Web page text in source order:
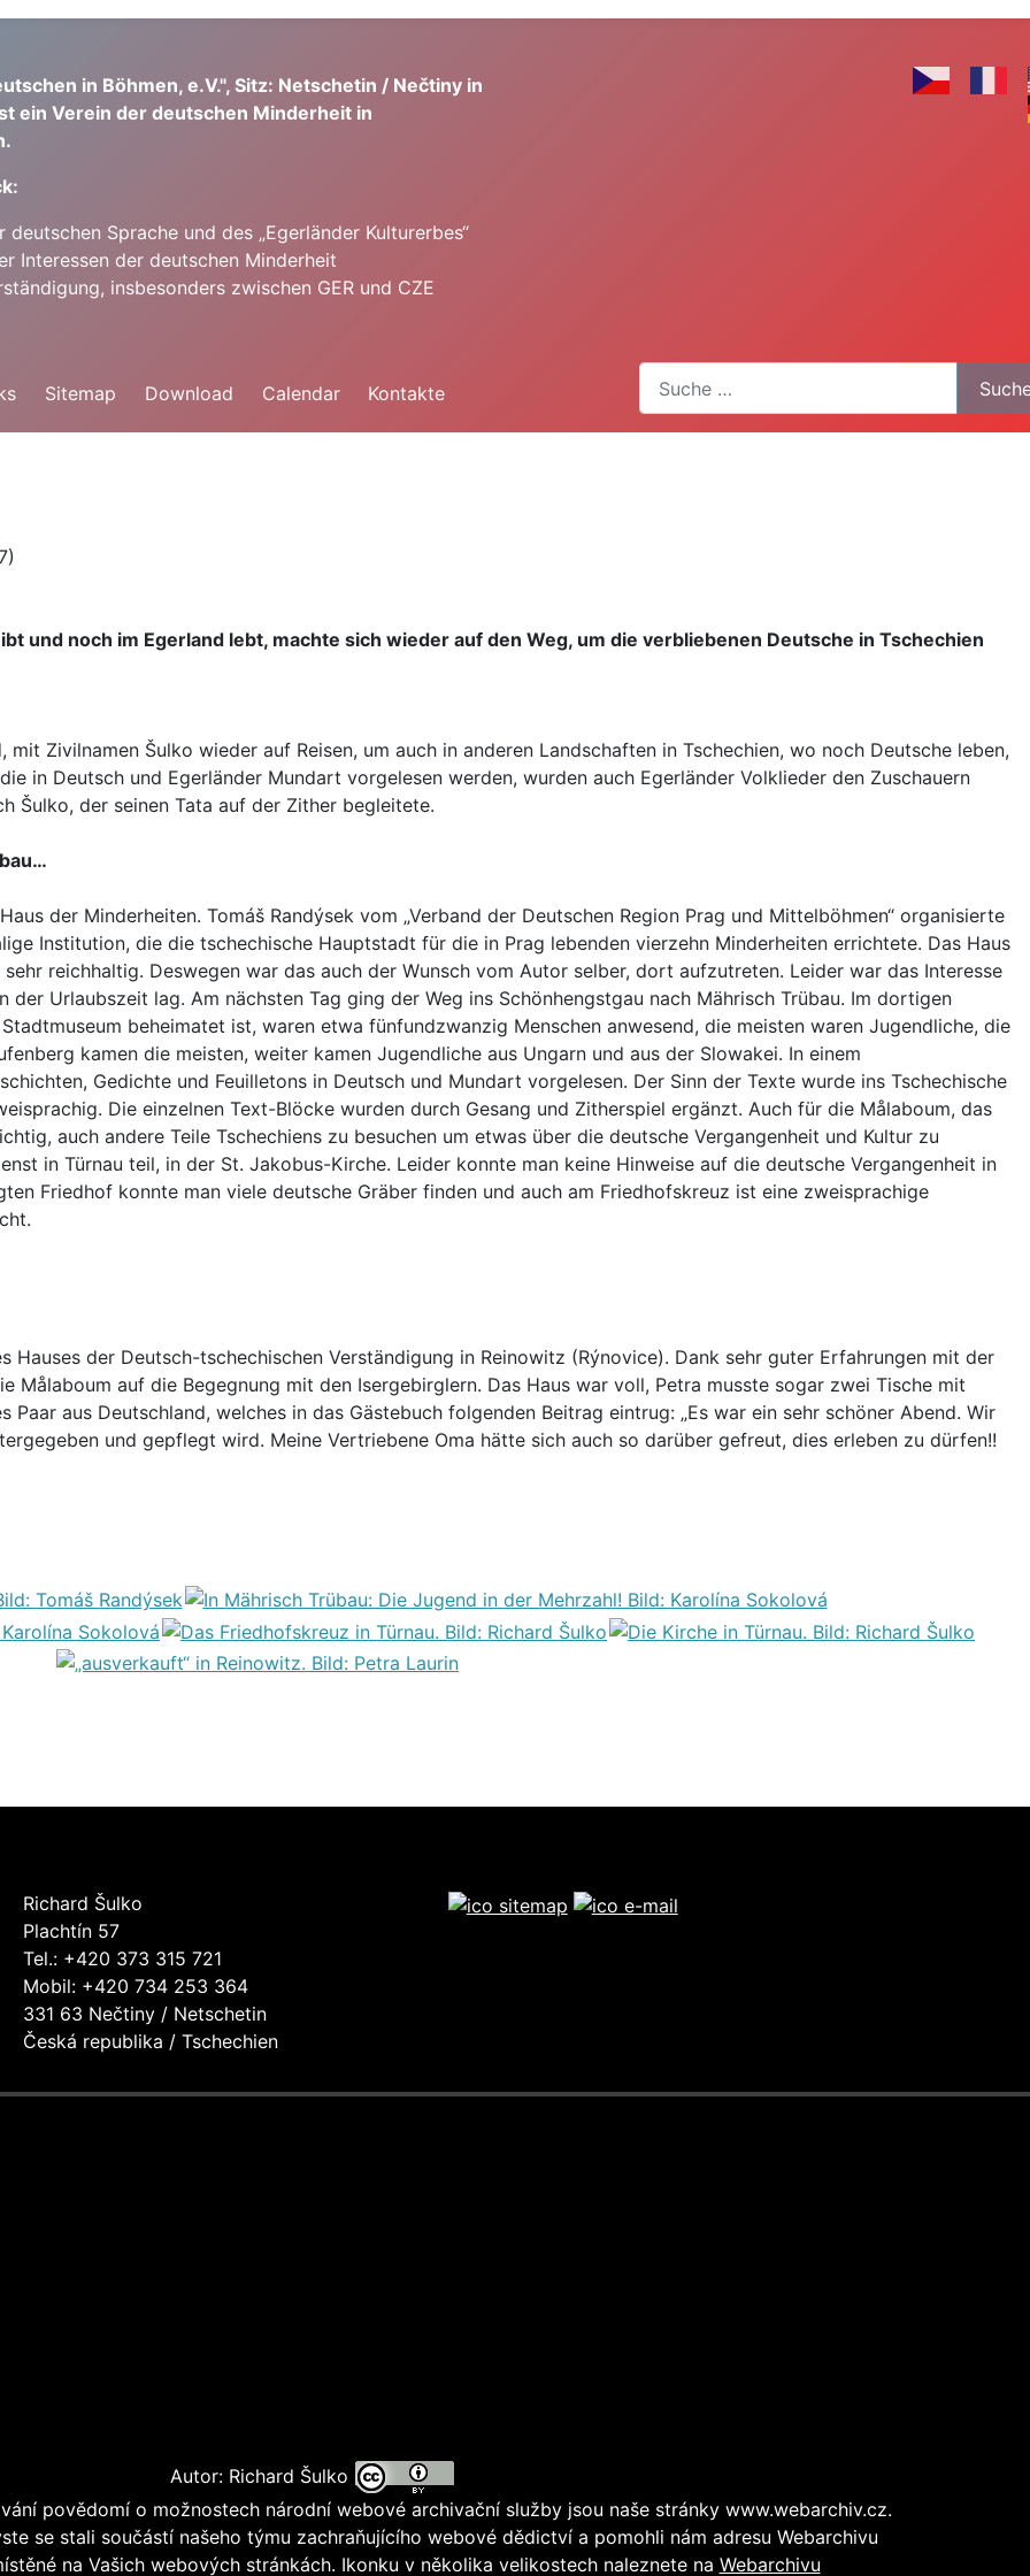
in Böhmen, e.V.", Sitz: Netschetin / Nečtiny in
ein Verein der deutschen Minderheit in
deutschen Sprache und des „Egerländer Kulturerbes“
Interessen der deutschen Minderheit
insbesonders zwischen GER und CZE
Sitemap Download Calendar Kontakte
und noch im Egerland lebt, machte sich wieder auf den Weg, um die verbliebenen Deutsche in Tschechien
Zivilnamen Šulko wieder auf Reisen, um auch in anderen Landschaften in Tschechien, wo noch Deutsche leben,
in Deutsch und Egerländer Mundart vorgelesen werden, wurden auch Egerländer Volklieder den Zuschauern
Šulko, der seinen Tata auf der Zither begleitete.
der Minderheiten. Tomáš Randýsek vom „Verband der Deutschen Region Prag und Mittelböhmen“ organisierte
Institution, die die tschechische Hauptstadt für die in Prag lebenden vierzehn Minderheiten errichtete. Das Haus
reichhaltig. Deswegen war das auch der Wunsch vom Autor selber, dort aufzutreten. Leider war das Interesse
der Urlaubszeit lag. Am nächsten Tag ging der Weg ins Schönhengstgau nach Mährisch Trübau. Im dortigen
beheimatet ist, waren etwa fünfundzwanzig Menschen anwesend, die meisten waren Jugendliche, die
kamen die meisten, weiter kamen Jugendliche aus Ungarn und aus der Slowakei. In einem
Gedichte und Feuilletons in Deutsch und Mundart vorgelesen. Der Sinn der Texte wurde ins Tschechische
Die einzelnen Text-Blöcke wurden durch Gesang und Zitherspiel ergänzt. Auch für die Målaboum, das
auch andere Teile Tschechiens zu besuchen um etwas über die deutsche Vergangenheit und Kultur zu
in Türnau teil, in der St. Jakobus-Kirche. Leider konnte man keine Hinweise auf die deutsche Vergangenheit in
Friedhof konnte man viele deutsche Gräber finden und auch am Friedhofskreuz ist eine zweisprachige
Hauses der Deutsch-tschechischen Verständigung in Reinowitz (Rýnovice). Dank sehr guter Erfahrungen mit der
Målaboum auf die Begegnung mit den Isergebirglern. Das Haus war voll, Petra musste sogar zwei Tische mit
aus Deutschland, welches in das Gästebuch folgenden Beitrag eintrug: „Es war ein sehr schöner Abend. Wir
und gepflegt wird. Meine Vertriebene Oma hätte sich auch so darüber gefreut, dies erleben zu dürfen!!
Richard Šulko
Plachtín 57
Tel.: +420 373 315 721
Mobil: +420 734 253 364
331 63 Nečtiny / Netschetin
Česká republika / Tschechien
Autor: Richard Šulko
povědomí o možnostech národní webové archivační služby jsou naše stránky www.webarchiv.cz.
se stali součástí našeho týmu zachraňujícího webové dědictví a pomohli nám adresu Webarchivu
na Vašich webových stránkách. Ikonku v několika velikostech naleznete na Webarchivu